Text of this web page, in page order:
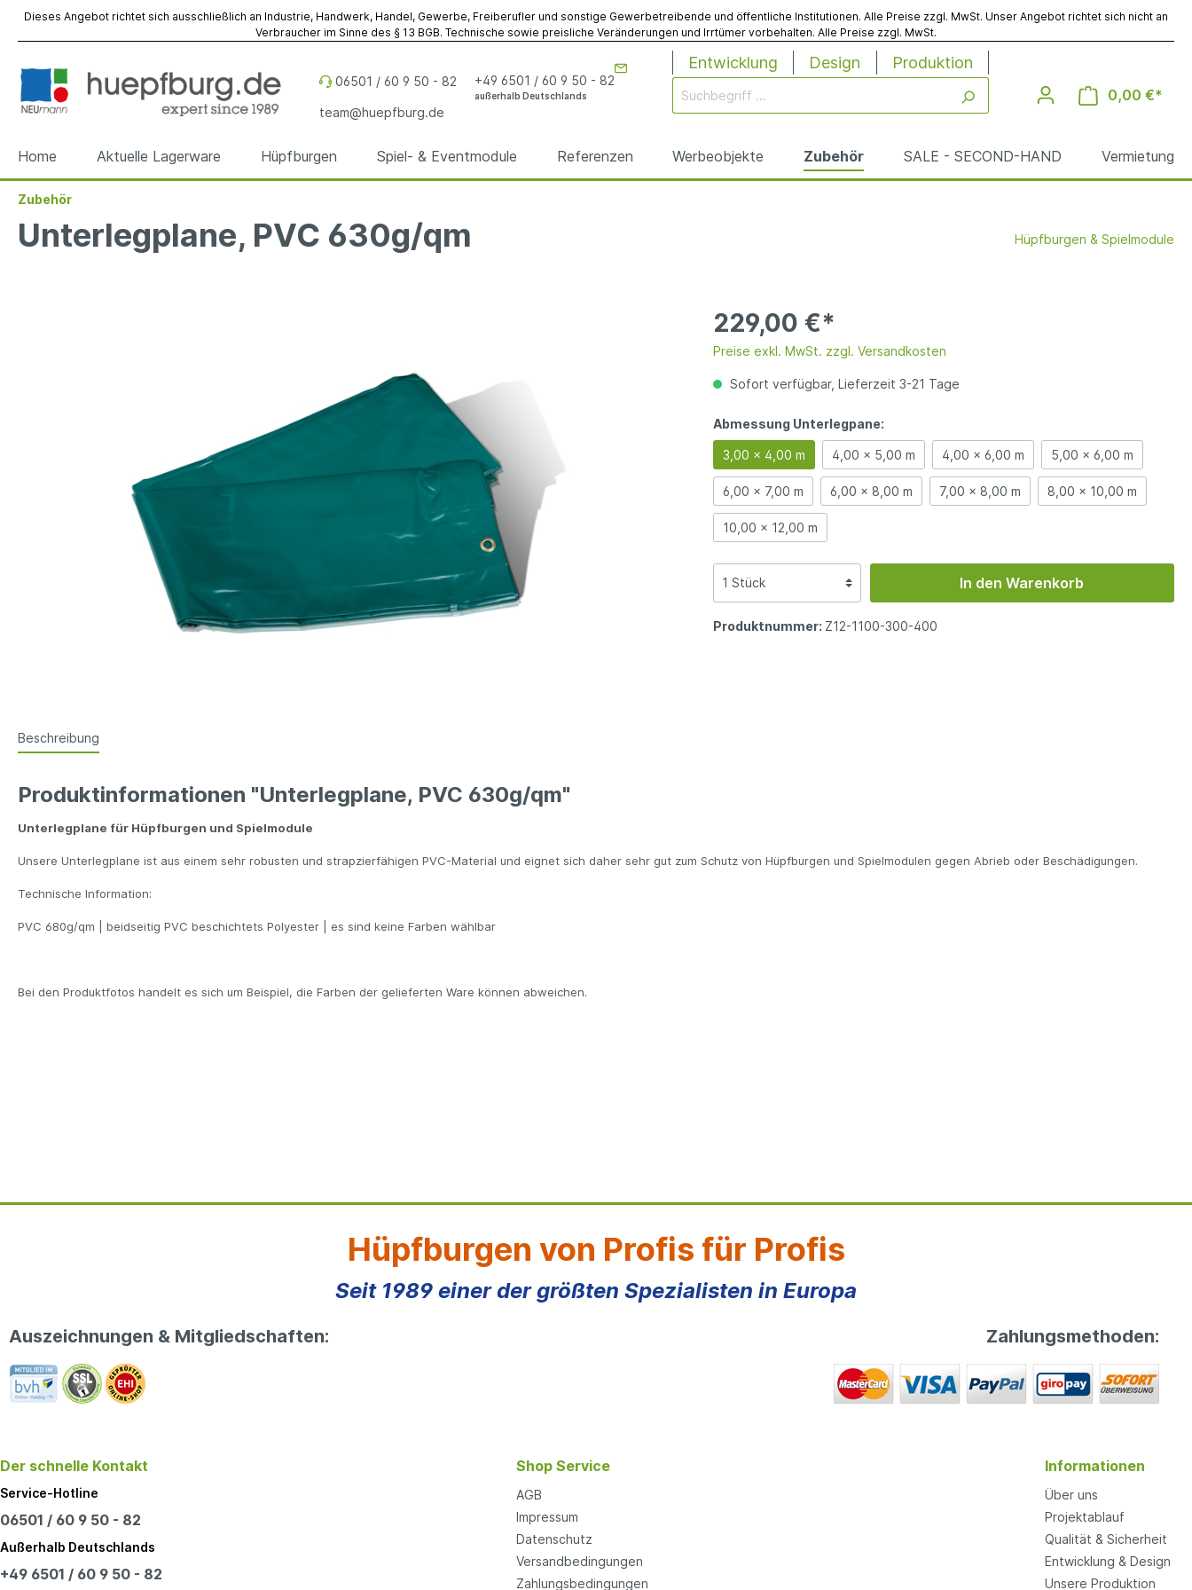
Dieses Angebot richtet sich ausschließlich an Industrie, Handwerk, Handel, Gewerbe, Freiberufler und sonstige Gewerbetreibende und öffentliche Institutionen. Alle Preise zzgl. MwSt. Unser Angebot richtet sich nicht an
Verbraucher im Sinne des § 13 BGB. Technische sowie preisliche Veränderungen und Irrtümer vorbehalten. Alle Preise zzgl. MwSt.
06501 / 60 9 50 - 82 +49 6501 / 60 9 50 - 82
außerhalb Deutschlands
team@huepfburg.de
Entwicklung Design Produktion
0,00 €*
Home Aktuelle Lagerware Hüpfburgen Spiel- & Eventmodule Referenzen Werbeobjekte Zubehör SALE - SECOND-HAND Vermietung
Sonstiges Werbemodule
Sonstiges Zubehör
Zubehör
Unterlegplane, PVC 630g/qm Hüpfburgen & Spielmodule
229,00 €*
Preise exkl. MwSt. zzgl. Versandkosten
Sofort verfügbar, Lieferzeit 3-21 Tage
Abmessung Unterlegpane:
3,00 x 4,00 m 4,00 x 5,00 m 4,00 x 6,00 m 5,00 x 6,00 m
6,00 x 7,00 m 6,00 x 8,00 m 7,00 x 8,00 m 8,00 x 10,00 m
10,00 x 12,00 m
In den Warenkorb
Produktnummer: Z12-1100-300-400
Beschreibung
Produktinformationen "Unterlegplane, PVC 630g/qm"
Unterlegplane für Hüpfburgen und Spielmodule
Unsere Unterlegplane ist aus einem sehr robusten und strapzierfähigen PVC-Material und eignet sich daher sehr gut zum Schutz von Hüpfburgen und Spielmodulen gegen Abrieb oder Beschädigungen.
Technische Information:
PVC 680g/qm | beidseitig PVC beschichtets Polyester es sind keine Farben wählbar
Bei den Produktfotos handelt es sich um Beispiel, die Farben der gelieferten Ware können abweichen.
Hüpfburgen von Profis für Profis
Seit 1989 einer der größten Spezialisten in Europa
Auszeichnungen & Mitgliedschaften: Zahlungsmethoden:
Der schnelle Kontakt
Service-Hotline
06501 / 60 9 50 - 82
Außerhalb Deutschlands
+49 6501 / 60 9 50 - 82
Shop Service
AGB
Impressum
Datenschutz
Versandbedingungen
Zahlungsbedingungen
Informationen
Über uns
Projektablauf
Qualität & Sicherheit
Entwicklung & Design
Unsere Produktion